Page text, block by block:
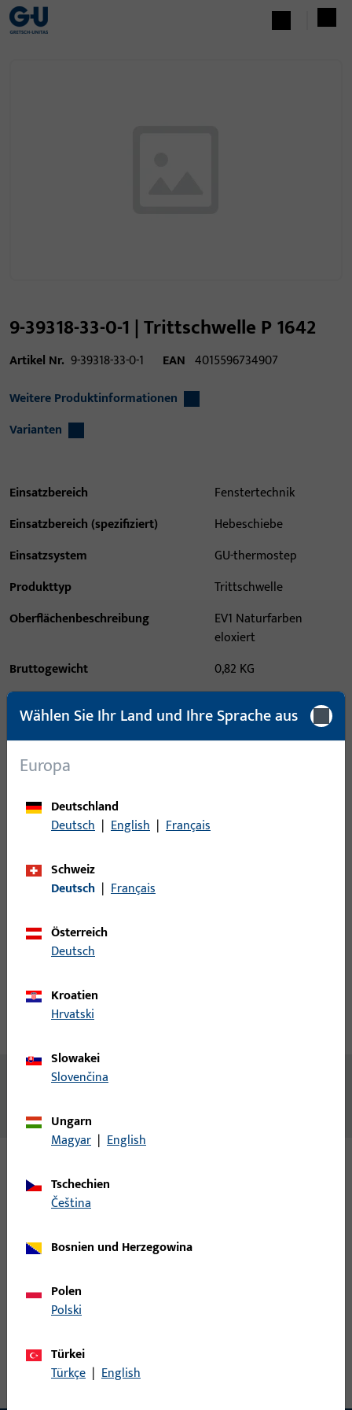
9-39318-33-0-1 | Trittschwelle P 1642
Artikel Nr. 9-39318-33-0-1 EAN 4015596734907
Weitere Produktinformationen
Varianten
Einsatzbereich
Fenstertechnik
Einsatzbereich (spezifiziert)
Hebeschiebe
Einsatzsystem
GU-thermostep
Produkttyp
Trittschwelle
Oberflächenbeschreibung
EV1 Naturfarben
eloxiert
Bruttogewicht
0,82 KG
Bitte melden Sie sich mit Ihren Kundendaten an um eine
Login
Inhalt
Varianten
mm, Gesamtlänge 3.350 mm
Wählen Sie Ihr Land und Ihre Sprache aus
Europa
Deutschland
Deutsch | English | Français
Schweiz
Deutsch | Français
Österreich
Deutsch
Kroatien
Hrvatski
Slowakei
Slovenčina
Ungarn
Magyar | English
Tschechien
čeština
Bosnien und Herzegowina
Polen
Polski
Türkei
Türkçe | English